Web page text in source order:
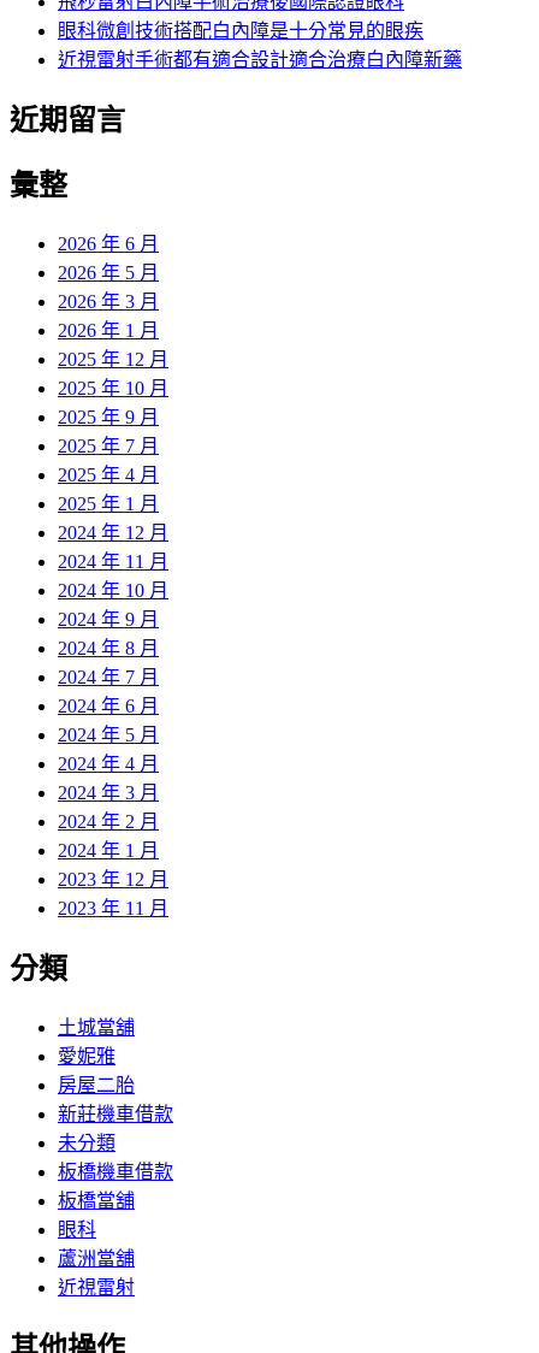
眼科微創技術搭配白內障是十分常見的眼疾
近視雷射手術都有適合設計適合治療白內障新藥
近期留言
彙整
2026 年 6 月
2026 年 5 月
2026 年 3 月
2026 年 1 月
2025 年 12 月
2025 年 10 月
2025 年 9 月
2025 年 7 月
2025 年 4 月
2025 年 1 月
2024 年 12 月
2024 年 11 月
2024 年 10 月
2024 年 9 月
2024 年 8 月
2024 年 7 月
2024 年 6 月
2024 年 5 月
2024 年 4 月
2024 年 3 月
2024 年 2 月
2024 年 1 月
2023 年 12 月
2023 年 11 月
分類
土城當舖
愛妮雅
房屋二胎
新莊機車借款
未分類
板橋機車借款
板橋當舖
眼科
蘆洲當舖
近視雷射